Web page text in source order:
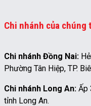
Chi nhánh của chúng
Chi nhánh Đồng Nai:
Phường Tân Hiệp, TP.
Chi nhánh Long An: Ấp
tỉnh Long An.